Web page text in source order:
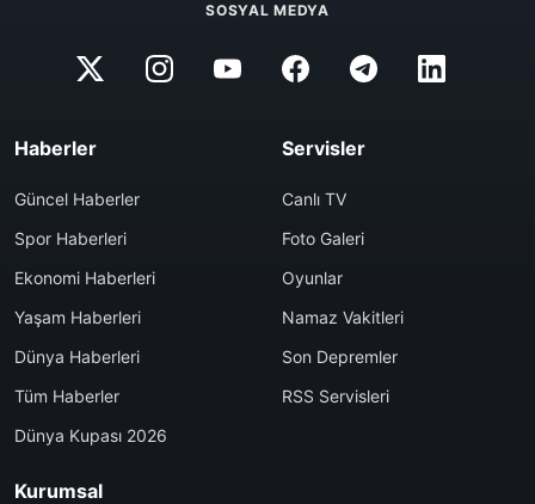
SOSYAL MEDYA
Haberler
Güncel Haberler
Spor Haberleri
Ekonomi Haberleri
Yaşam Haberleri
Dünya Haberleri
Tüm Haberler
Dünya Kupası 2026
Servisler
Canlı TV
Foto Galeri
Oyunlar
Namaz Vakitleri
Son Depremler
RSS Servisleri
Kurumsal